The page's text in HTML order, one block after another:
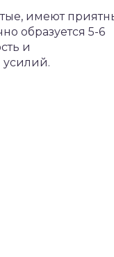
имеют
образуется 5-6
и
усилий.